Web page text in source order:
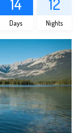
Days Nights